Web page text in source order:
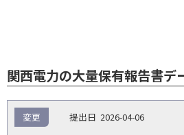
関西電力の大量保有報告書デ
告
2026-04-06
変更